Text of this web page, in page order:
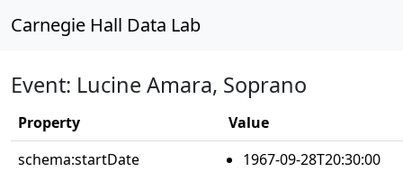
Carnegie Hall Data Lab
Event: Lucine Amara, Soprano
Property
Value
schema:startDate
1967-09-28T20:30:00